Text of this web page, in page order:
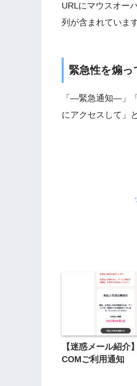
URLにマウスオー
列が含まれています
緊急性を煽っ
「—緊急通知—」
にアクセスして」
【迷惑メール紹介
COMご利用通知